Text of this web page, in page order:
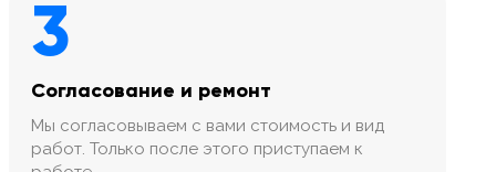
3
Согласование и ремонт
Мы согласовываем с вами стоимость и вид
работ. Только после этого приступаем к